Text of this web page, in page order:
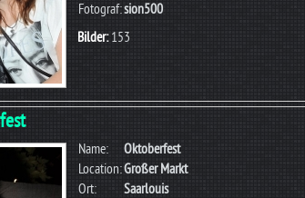
Fotograf:sion500
Bilder:153
Name:
Oktoberfest
Location:Großer Markt
Ort:
Saarlouis